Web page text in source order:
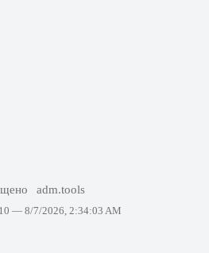
adm.tools
— 8/7/2026, 2:34:03 AM